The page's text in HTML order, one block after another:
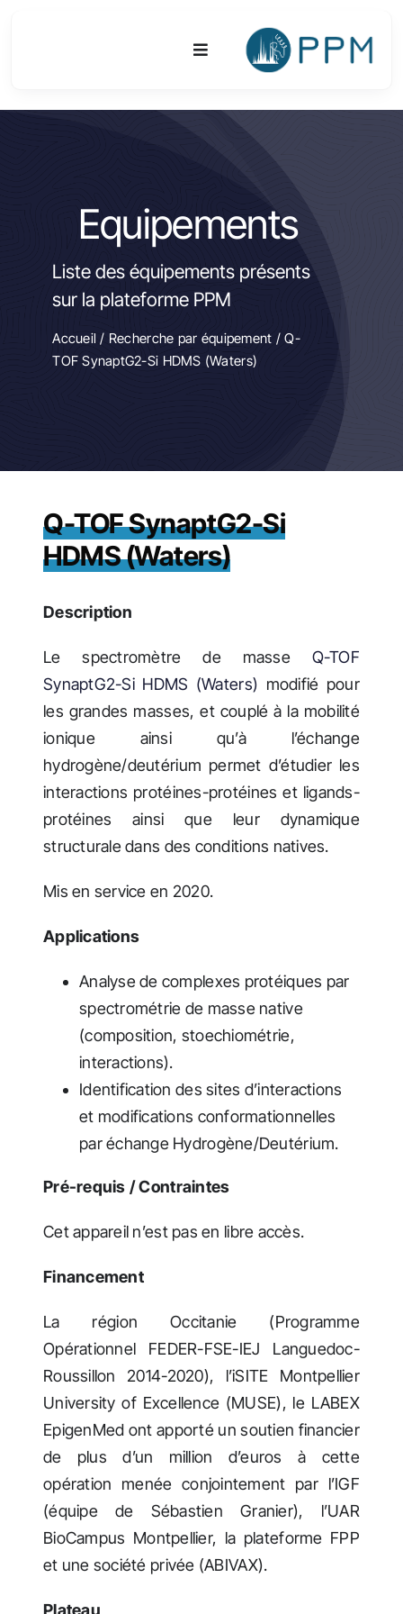
Toggle
Navigation
Equipements & Technologies
R&D
Equipements
Liste des équipements présents
sur la plateforme PPM
Accueil / Recherche par équipement / Q-
TOF SynaptG2-Si HDMS (Waters)
Q-TOF SynaptG2-Si
HDMS (Waters)
Description
Le spectromètre de masse Q-TOF
SynaptG2-Si HDMS (Waters) modifié pour
les grandes masses, et couplé à la mobilité
ionique ainsi qu’à l’échange
hydrogène/deutérium permet d’étudier les
interactions protéines-protéines et ligands-
protéines ainsi que leur dynamique
structurale dans des conditions natives.
Mis en service en 2020.
Applications
Analyse de complexes protéiques par
spectrométrie de masse native
(composition, stoechiométrie,
interactions).
Identification des sites d’interactions
et modifications conformationnelles
par échange Hydrogène/Deutérium.
Pré-requis / Contraintes
Cet appareil n’est pas en libre accès.
Financement
La région Occitanie (Programme
Opérationnel FEDER-FSE-IEJ Languedoc-
Roussillon 2014-2020), l’iSITE Montpellier
University of Excellence (MUSE), le LABEX
EpigenMed ont apporté un soutien financier
de plus d’un million d’euros à cette
opération menée conjointement par l’IGF
(équipe de Sébastien Granier), l’UAR
BioCampus Montpellier, la plateforme FPP
et une société privée (ABIVAX).
Plateau